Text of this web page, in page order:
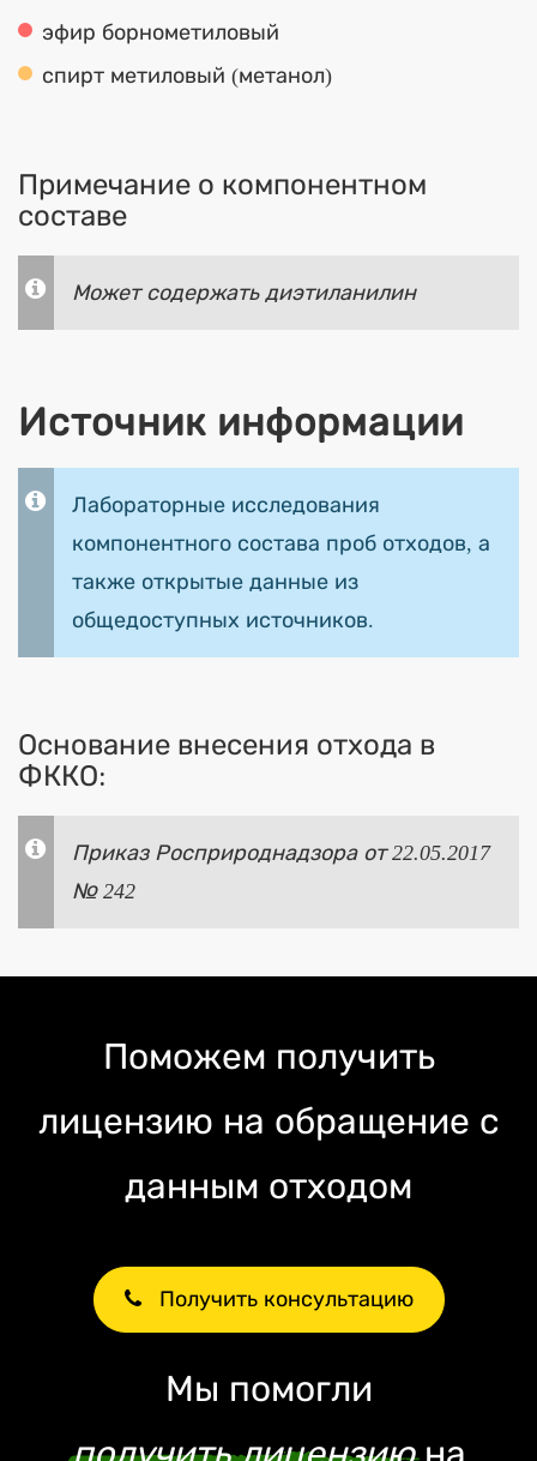
эфир борнометиловый
спирт метиловый (метанол)
Примечание о компонентном
составе
Может содержать диэтиланилин
Источник информации
Лабораторные исследования
компонентного состава проб отходов, а
также открытые данные из
общедоступных источников.
Основание внесения отхода в
ФККО:
Приказ Росприроднадзора от 22.05.2017
№ 242
Поможем получить
лицензию на обращение с
данным отходом
Получить консультацию
Мы помогли
получить лицензиюна